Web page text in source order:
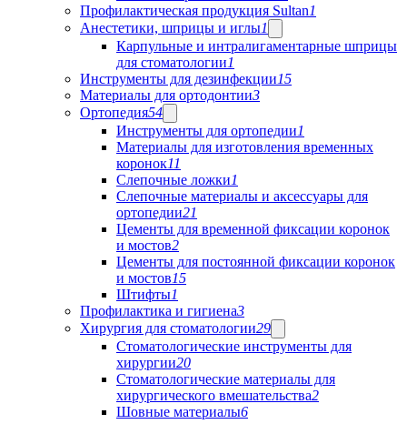
Профилактическая продукция Sultan1
Анестетики, шприцы и иглы1
Карпульные и интралигаментарные шприцы
для стоматологии1
Инструменты для дезинфекции15
Материалы для ортодонтии3
Ортопедия54
Инструменты для ортопедии1
Материалы для изготовления временных
коронок11
Слепочные ложки1
Слепочные материалы и аксессуары для
ортопедии21
Цементы для временной фиксации коронок
и мостов2
Цементы для постоянной фиксации коронок
и мостов15
Штифты1
Профилактика и гигиена3
Хирургия для стоматологии29
Стоматологические инструменты для
хирургии20
Стоматологические материалы для
хирургического вмешательства2
Шовные материалы6